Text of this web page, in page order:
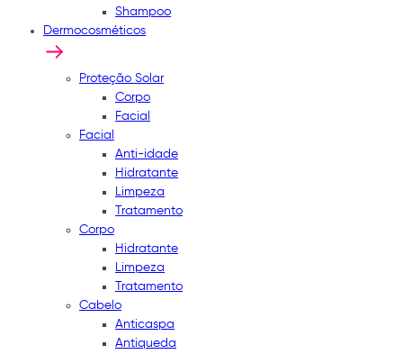
Shampoo
Dermocosméticos
Proteção Solar
Corpo
Facial
Facial
Anti-idade
Hidratante
Limpeza
Tratamento
Corpo
Hidratante
Limpeza
Tratamento
Cabelo
Anticaspa
Antiqueda